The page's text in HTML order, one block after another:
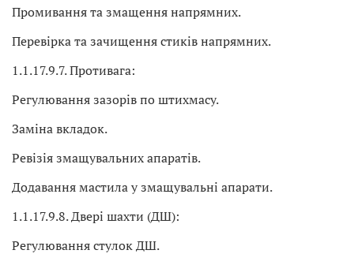
Промивання та змащення напрямних.
Перевірка та зачищення стиків напрямних.
1.1.17.9.7. Противага:
Регулювання зазорів по штихмасу.
Заміна вкладок.
Ревізія змащувальних апаратів.
Додавання мастила у змащувальні апарати.
1.1.17.9.8. Двері шахти (ДШ):
Регулювання стулок ДШ.